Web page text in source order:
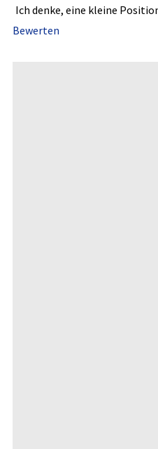
Ich denke, eine kleine
Bewerten